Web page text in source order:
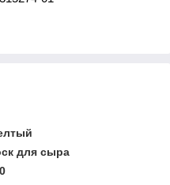
для сыра